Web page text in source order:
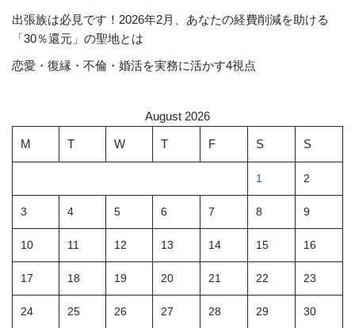
出張族は必見です！2026年2月、あなたの経費削減を助ける
「30％還元」の聖地とは
恋愛・復縁・不倫・婚活を実務に活かす4視点
August 2026
M T W T F S S
1 2
3 4 5 6 7 8 9
10 11 12 13 14 15 16
17 18 19 20 21 22 23
24 25 26 27 28 29 30